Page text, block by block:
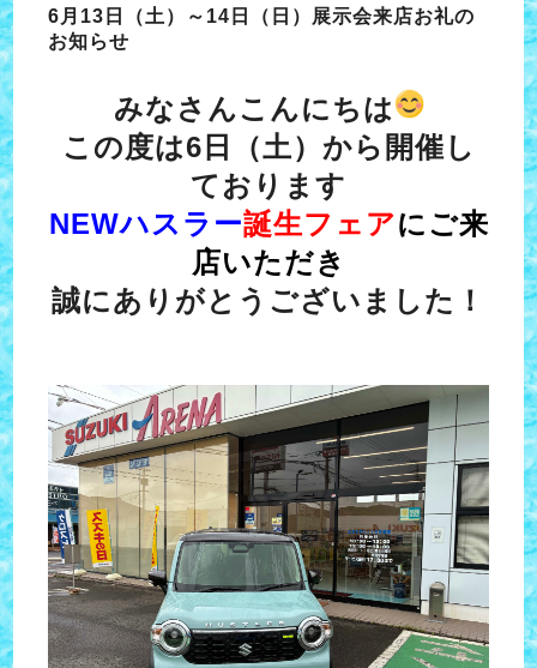
6月13日（土）～14日（日）展示会来店お礼の
お知らせ
みなさんこんにちは
この度は6日（土）から開催し
ております
NEWハスラー誕生フェアにご来
店いただき
誠にありがとうございました！